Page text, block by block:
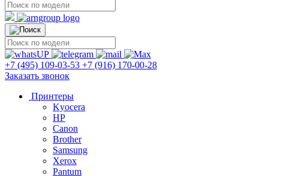
+7 (495) 109-03-53 +7 (916) 170-00-28
Заказать звонок
Принтеры
Kyocera
HP
Canon
Brother
Samsung
Xerox
Pantum